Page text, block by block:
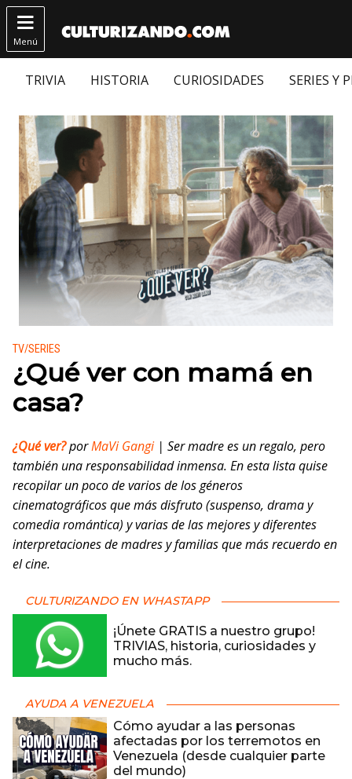

Menú
TRIVIA HISTORIA CURIOSIDADES SERIES Y
Publicado en:
TV/SERIES
¿Qué ver con mamá en
casa?
¿Qué ver?porMaVi Gangi| Ser madre es un regalo, pero
también una responsabilidad inmensa. En esta lista quise
recopilar un poco de varios de los géneros
cinematográficos que más disfruto (suspenso, drama y
comedia romántica) y varias de las mejores y diferentes
interpretaciones de madres y familias que más recuerdo en
el cine.
CULTURIZANDO EN WHASTAPP
¡Únete GRATIS a nuestro grupo!
TRIVIAS, historia, curiosidades y
mucho más.
AYUDA A VENEZUELA
Cómo ayudar a las personas
afectadas por los terremotos en
Venezuela (desde cualquier parte
del mundo)